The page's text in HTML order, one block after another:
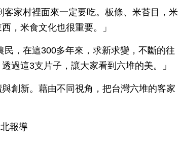
家村裡面來一定要吃。板條、米苔目，米
，米食文化也很重要。」
，在這300多年來，求新求變，不斷的往
過這3支片子，讓大家看到六堆的美。」
創新。藉由不同視角，把台灣六堆的客家
報導